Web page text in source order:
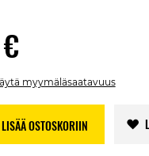
myymäläsaatavuus
LISÄÄ OSTOSKORIIN